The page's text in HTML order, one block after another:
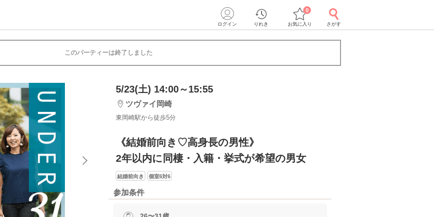
ログイン りれき お気に入り
0
さがす
このパーティーは終了しました
5/23(土) 14:00～15:55
ツヴァイ岡崎
東岡崎駅から徒歩5分
《結婚前向き♡高身長の男性》
2年以内に同棲・入籍・挙式が希望の男女
結婚前向き 個室6対6
参加条件